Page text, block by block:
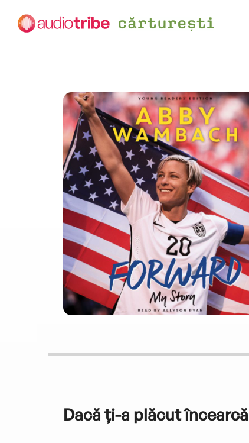
Dacă ți-a plăcut